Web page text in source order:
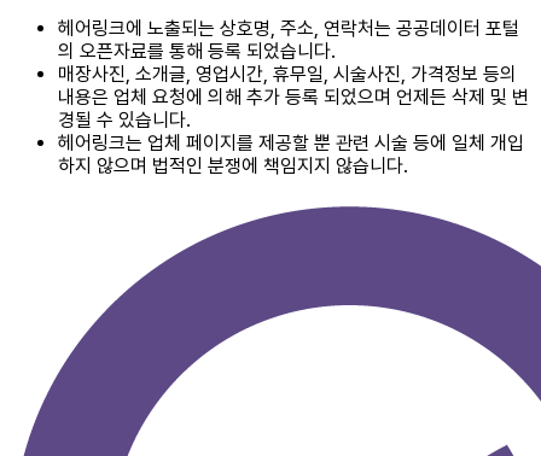
헤어링크에 노출되는 상호명, 주소, 연락처는 공공데이터 포털
의 오픈자료를 통해 등록 되었습니다.
매장사진, 소개글, 영업시간, 휴무일, 시술사진, 가격정보 등의
내용은 업체 요청에 의해 추가 등록 되었으며 언제든 삭제 및 변
경될 수 있습니다.
헤어링크는 업체 페이지를 제공할 뿐 관련 시술 등에 일체 개입
하지 않으며 법적인 분쟁에 책임지지 않습니다.